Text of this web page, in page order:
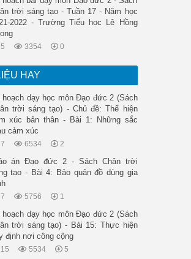
trời sáng tạo - Tuần 17 - Năm học
2022 - Trường Tiểu học Lê Hồng
5 3354 0
HAY
hoạch dạy học môn Đạo đức 2 (Sách
trời sáng tạo) - Chủ đề: Thể hiện
xúc bản thân - Bài 1: Những sắc
cảm xúc
7 6534 2
án Đạo đức 2 - Sách Chân trời
tạo - Bài 4: Bảo quản đồ dùng gia
7 5756 1
hoạch dạy học môn Đạo đức 2 (Sách
trời sáng tạo) - Bài 15: Thực hiện
định nơi công cộng
15 5534 5